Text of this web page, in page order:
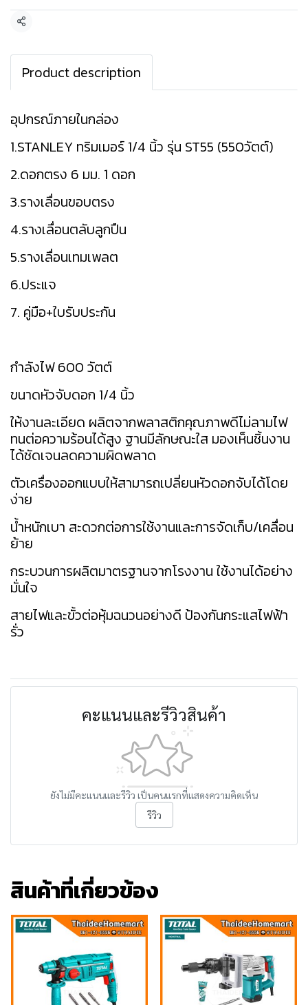
แชร์
Product description
อุปกรณ์ภายในกล่อง
1.STANLEY ทริมเมอร์ 1/4 นิ้ว รุ่น ST55 (550วัตต์)
2.ดอกตรง 6 มม. 1 ดอก
3.รางเลื่อนขอบตรง
4.รางเลื่อนตลับลูกปืน
5.รางเลื่อนเทมเพลต
6.ประแจ
7. คู่มือ+ใบรับประกัน
กำลังไฟ 600 วัตต์
ขนาดหัวจับดอก 1/4 นิ้ว
ให้งานละเอียด ผลิตจากพลาสติกคุณภาพดีไม่ลามไฟ
ทนต่อความร้อนได้สูง ฐานมีลักษณะใส มองเห็นชิ้นงาน
ได้ชัดเจนลดความผิดพลาด
ตัวเครื่องออกแบบให้สามารถเปลี่ยนหัวดอกจับได้โดย
ง่าย
น้ำหนักเบา สะดวกต่อการใช้งานและการจัดเก็บ/เคลื่อน
ย้าย
กระบวนการผลิตมาตรฐานจากโรงงาน ใช้งานได้อย่าง
มั่นใจ
สายไฟและขั้วต่อหุ้มฉนวนอย่างดี ป้องกันกระแสไฟฟ้า
รั่ว
คะแนนและรีวิวสินค้า
ยังไม่มีคะแนนและรีวิว เป็นคนแรกที่แสดงความคิดเห็น
รีวิว
สินค้าที่เกี่ยวข้อง